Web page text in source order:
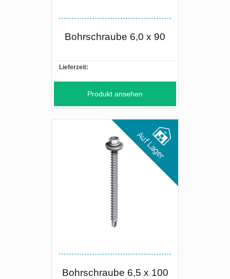
Bohrschraube 6,0 x 90
Lieferzeit:
Produkt ansehen
Bohrschraube 6,5 x 100